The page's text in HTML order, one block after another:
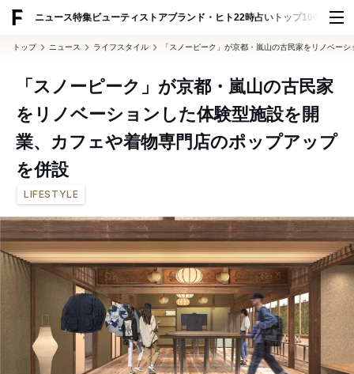
ニュース特集ビューティ ストアブランド・ヒト22時占い トップ100 スナッ
トップ ニュース ライフスタイル 「スノーピーク」が京都・嵐山の古民家をリノベー
「スノーピーク」が京都・嵐山の古民家
をリノベーションした体験型施設を開
業、カフェや着物専門店のポップアップ
を併設
LIFESTYLE